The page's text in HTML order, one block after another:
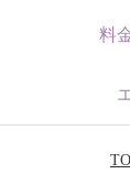
料